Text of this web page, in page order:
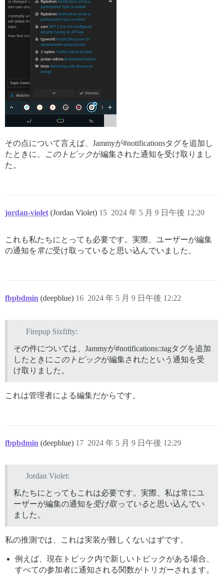
その点について言えば、Jammyが#notificationsタグを追加し
たときに、
このトピックが編集された通知を受け取りまし
た。
jordan-violet (Jordan Violet) 2024 年 5 月 9 日午後 12:20
15
これも私たちにとっても必要です。実際、ユーザーが編集
の通知を常に受け取っていると思い込んでいました。
fbpbdmin (deepblue) 2024 年 5 月 9 日午後 12:22
16
Firepup Sixfifty:
その件については、Jammyが#notifications::tagタグを追加
したときに このトピックが編集されたという通知を受
け取りました。
これは管理者による編集だからです。
fbpbdmin (deepblue) 2024 年 5 月 9 日午後 12:29
17
Jordan Violet:
私たちにとってもこれは必要です。実際、私は常にユ
ーザーが編集の通知を受け取っていると思い込んでい
ました。
私の推測では、これは実装が難しくないはずです。
例えば、現在トピック内で新しいトピックがある場合、
すべての参加者に通知される関数がトリガーされます。